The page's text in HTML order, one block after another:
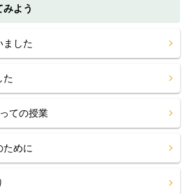
よう
ました
た
ての授業
ために